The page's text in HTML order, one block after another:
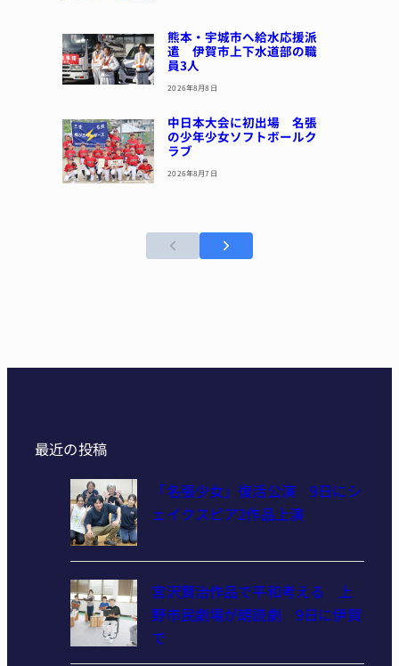
熊本・宇城市へ給水応援派
遣 伊賀市上下水道部の職
員3人
2026年8月8日
中日本大会に初出場 名張
の少年少女ソフトボールク
ラブ
2026年8月7日
最近の投稿
「名張少女」復活公演 9日にシ
ェイクスピア2作品上演
宮沢賢治作品で平和考える 上
野市民劇場が朗読劇 9日に伊賀
で